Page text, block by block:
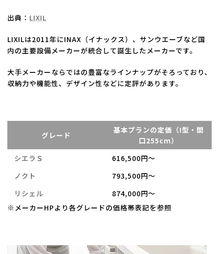
出典： LIXIL
LIXILは2011年にINAX（イナックス）、サンウエーブなど国
内の主要設備メーカーが統合して誕生したメーカーです。
大手メーカーならではの豊富なラインナップがそろっており、
収納力や機能性、デザイン性などに定評があります。
グレード
基本プランの定価（I型・間
口255cm）
シエラＳ
616,500円～
ノクト
793,500円～
リシェル
874,000円～
※メーカーHPより各グレードの価格帯表記を参照